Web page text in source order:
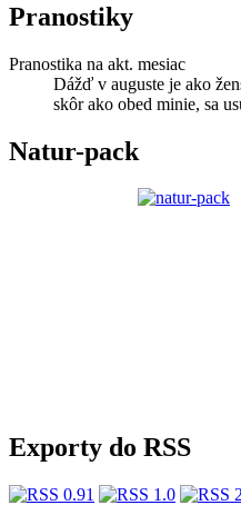
Pranostiky
Pranostika na akt. mesiac
Dážď v auguste je ako
skôr ako obed minie, sa
Natur-pack
Exporty do RSS